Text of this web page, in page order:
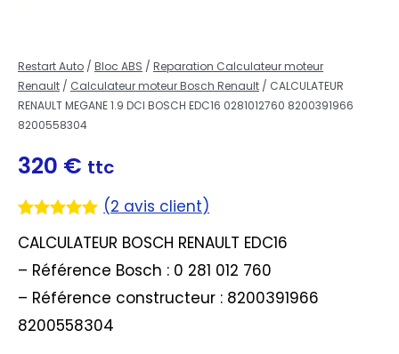
Restart Auto / Bloc ABS / Reparation Calculateur moteur
Renault / Calculateur moteur Bosch Renault / CALCULATEUR
RENAULT MEGANE 1.9 DCI BOSCH EDC16 0281012760 8200391966
8200558304
320 € ttc
sur 5
notations
client
(2 avis client)
CALCULATEUR BOSCH RENAULT EDC16
– Référence Bosch : 0 281 012 760
– Référence constructeur : 8200391966
8200558304